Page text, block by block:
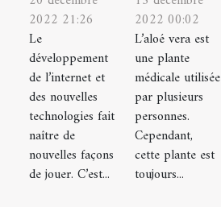
est-il un
excellent
choix ?
2022 21:26
Le
développement
de l’internet et
des nouvelles
technologies fait
naître de
nouvelles façons
de jouer. C’est...
avec la
plante
aloé vera
?
2022 00:02
L’aloé vera est
une plante
médicale utilisée
par plusieurs
personnes.
Cependant,
cette plante est
toujours...